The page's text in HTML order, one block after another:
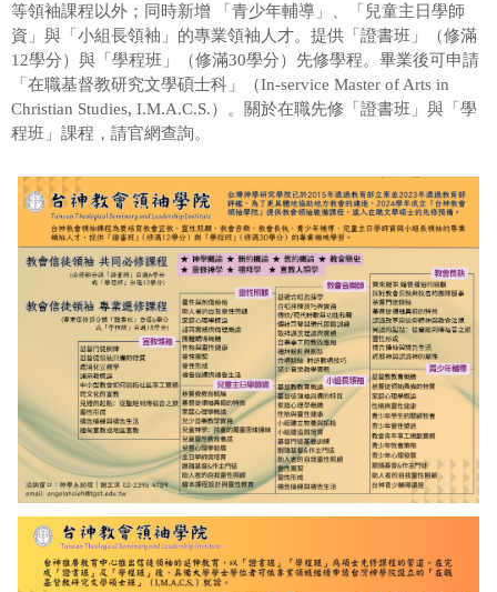
等領袖課程以外；同時新增 「青少年輔導」、「兒童主日學師
資」與「小組長領袖」的專業領袖人才。提供「證書班」（修滿
12學分）與「學程班」（修滿30學分）先修學程。畢業後可申請
「在職基督教研究文學碩士科」（In-service Master of Arts in
Christian Studies, I.M.A.C.S.）。關於在職先修「證書班」與「學
程班」課程，請官網查詢。